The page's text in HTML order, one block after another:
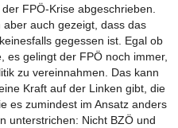
FPÖ-Krise abgeschrieben.
auch gezeigt, dass das
gegessen ist. Egal ob
es gelingt der FPÖ noch immer,
zu vereinnahmen. Das kann
Kraft auf der Linken gibt, die
es zumindest im Ansatz anders
unterstrichen: Nicht BZÖ und